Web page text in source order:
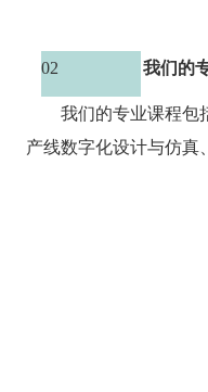
02 我们的
我们的专业课程包
产线数字化设计与仿真